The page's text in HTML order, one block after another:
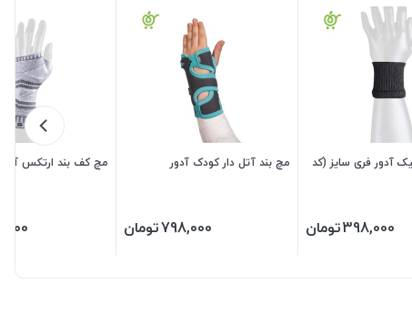
آدور فری سایز (کد
398,000تومان
مچ بند آتل دار کودک آدور
798,000تومان
مچ کف بند ارتکس آدور